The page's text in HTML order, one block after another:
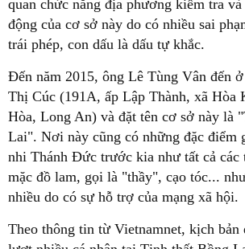
quan chức năng địa phương kiểm tra
động của cơ sở này do có nhiều sai
trái phép, con dấu là dấu tự khắc.
Đến năm 2015, ông Lê Tùng Vân đến ở
Thị Cúc (191A, ấp Lập Thành, xã Hòa
Hòa, Long An) và đặt tên cơ sở này là
Lai". Nơi này cũng có những đặc điểm
nhi Thánh Đức trước kia như tất cả các
mặc đồ lam, gọi là "thầy", cạo tóc...
nhiều do có sự hỗ trợ của mạng xã hội.
Theo thông tin từ Vietnamnet, kịch bản